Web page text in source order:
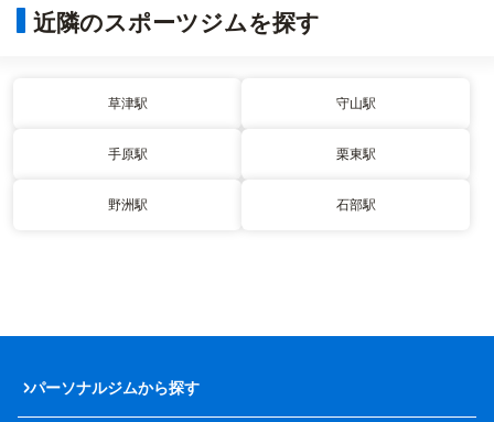
近隣のスポーツジムを探す
草津駅 守山駅
手原駅 栗東駅
野洲駅 石部駅
パーソナルジムから探す